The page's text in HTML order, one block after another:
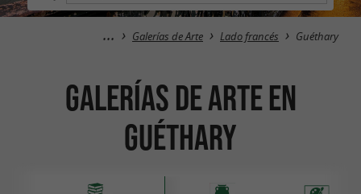
Galerías de Arte Lado francés Guéthary
Galerías de Arte en
Guéthary